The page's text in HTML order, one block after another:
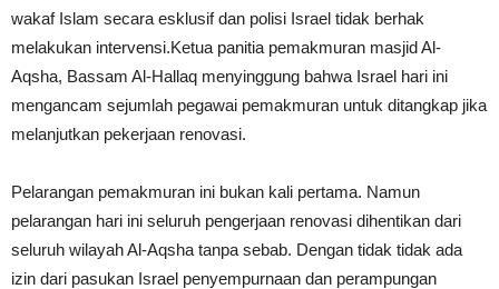
wakaf Islam secara esklusif dan polisi Israel tidak berhak
melakukan intervensi.Ketua panitia pemakmuran masjid Al-
Aqsha, Bassam Al-Hallaq menyinggung bahwa Israel hari ini
mengancam sejumlah pegawai pemakmuran untuk ditangkap jika
melanjutkan pekerjaan renovasi.
Pelarangan pemakmuran ini bukan kali pertama. Namun
pelarangan hari ini seluruh pengerjaan renovasi dihentikan dari
seluruh wilayah Al-Aqsha tanpa sebab. Dengan tidak tidak ada
izin dari pasukan Israel penyempurnaan dan perampungan